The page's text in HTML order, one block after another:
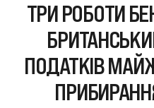
ТРИ РОБОТИ
ПОДАТКІВ